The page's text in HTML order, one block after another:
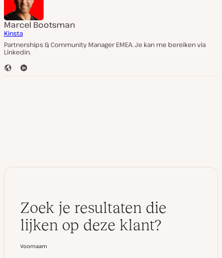
Marcel Bootsman
Kinsta
Partnerships & Community Manager EMEA. Je kan me bereiken via
Linkedin.
W
L
Zoek je resultaten die
lijken op deze klant?
Voornaam